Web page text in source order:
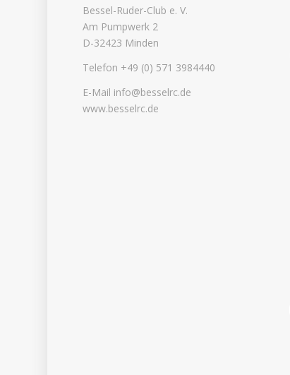
Bessel-Ruder-Club e. V.
Am Pumpwerk 2
D-32423 Minden
Telefon +49 (0) 571 3984440
E-Mail info@besselrc.de
www.besselrc.de